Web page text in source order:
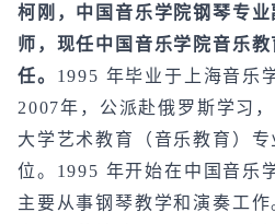
柯刚，中国音乐学院钢琴专
师，现任中国音乐学院音乐
任。 1995 年毕业于上海音乐
2007年，公派赴俄罗斯学习
大学艺术教育（音乐教育）
位。1995 年开始在中国音乐
主要从事钢琴教学和演奏工